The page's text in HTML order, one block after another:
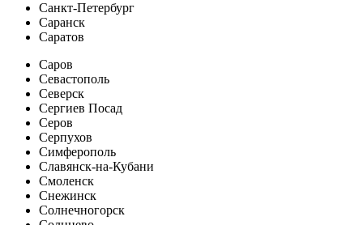
Санкт-Петербург
Саранск
Саратов
Саров
Севастополь
Северск
Сергиев Посад
Серов
Серпухов
Симферополь
Славянск-на-Кубани
Смоленск
Снежинск
Солнечногорск